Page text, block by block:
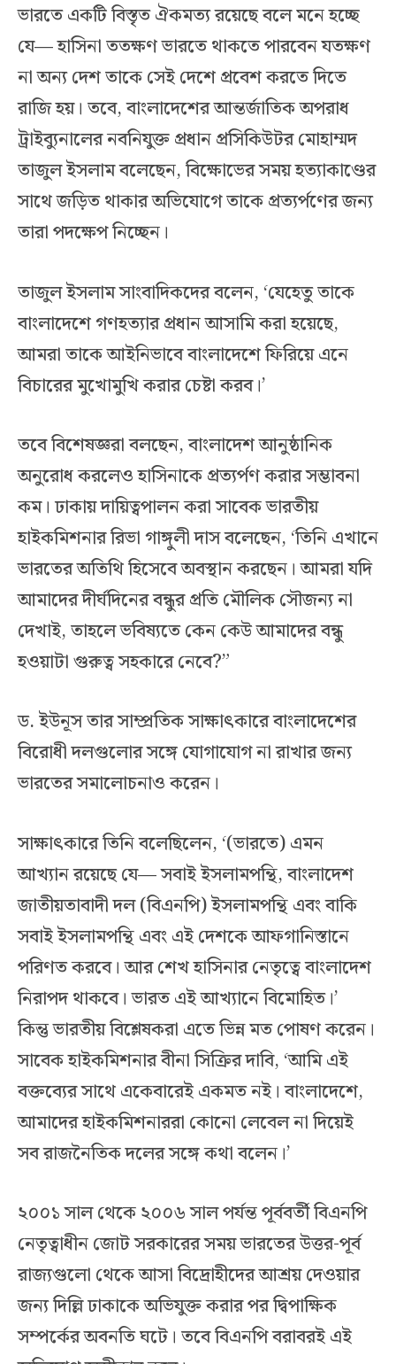
ভারতে একটি বিস্তৃত ঐকমত্য রয়েছে বলে মনে হচ্ছে
যে— হাসিনা ততক্ষণ ভারতে থাকতে পারবেন যতক্ষণ
না অন্য দেশ তাকে সেই দেশে প্রবেশ করতে দিতে
রাজি হয়। তবে, বাংলাদেশের আন্তর্জাতিক অপরাধ
ট্রাইব্যুনালের নবনিযুক্ত প্রধান প্রসিকিউটর মোহাম্মদ
তাজুল ইসলাম বলেছেন, বিক্ষোভের সময় হত্যাকাণ্ডের
সাথে জড়িত থাকার অভিযোগে তাকে প্রত্যর্পণের জন্য
তারা পদক্ষেপ নিচ্ছেন।
তাজুল ইসলাম সাংবাদিকদের বলেন, ‘যেহেতু তাকে
বাংলাদেশে গণহত্যার প্রধান আসামি করা হয়েছে,
আমরা তাকে আইনিভাবে বাংলাদেশে ফিরিয়ে এনে
বিচারের মুখোমুখি করার চেষ্টা করব।’
তবে বিশেষজ্ঞরা বলছেন, বাংলাদেশ আনুষ্ঠানিক
অনুরোধ করলেও হাসিনাকে প্রত্যর্পণ করার সম্ভাবনা
কম। ঢাকায় দায়িত্বপালন করা সাবেক ভারতীয়
হাইকমিশনার রিভা গাঙ্গুলী দাস বলেছেন, ‘তিনি এখানে
ভারতের অতিথি হিসেবে অবস্থান করছেন। আমরা যদি
আমাদের দীর্ঘদিনের বন্ধুর প্রতি মৌলিক সৌজন্য না
দেখাই, তাহলে ভবিষ্যতে কেন কেউ আমাদের বন্ধু
হওয়াটা গুরুত্ব সহকারে নেবে?”
ড. ইউনূস তার সাম্প্রতিক সাক্ষাৎকারে বাংলাদেশের
বিরোধী দলগুলোর সঙ্গে যোগাযোগ না রাখার জন্য
ভারতের সমালোচনাও করেন।
সাক্ষাৎকারে তিনি বলেছিলেন, ‘(ভারতে) এমন
আখ্যান রয়েছে যে— সবাই ইসলামপন্থি, বাংলাদেশ
জাতীয়তাবাদী দল (বিএনপি) ইসলামপন্থি এবং বাকি
সবাই ইসলামপন্থি এবং এই দেশকে আফগানিস্তানে
পরিণত করবে। আর শেখ হাসিনার নেতৃত্বে বাংলাদেশ
নিরাপদ থাকবে। ভারত এই আখ্যানে বিমোহিত।’
কিন্তু ভারতীয় বিশ্লেষকরা এতে ভিন্ন মত পোষণ করেন।
সাবেক হাইকমিশনার বীনা সিক্রির দাবি, ‘আমি এই
বক্তব্যের সাথে একেবারেই একমত নই। বাংলাদেশে,
আমাদের হাইকমিশনাররা কোনো লেবেল না দিয়েই
সব রাজনৈতিক দলের সঙ্গে কথা বলেন।’
২০০১ সাল থেকে ২০০৬ সাল পর্যন্ত পূর্ববর্তী বিএনপি
নেতৃত্বাধীন জোট সরকারের সময় ভারতের উত্তর-পূর্ব
রাজ্যগুলো থেকে আসা বিদ্রোহীদের আশ্রয় দেওয়ার
জন্য দিল্লি ঢাকাকে অভিযুক্ত করার পর দ্বিপাক্ষিক
সম্পর্কের অবনতি ঘটে। তবে বিএনপি বরাবরই এই